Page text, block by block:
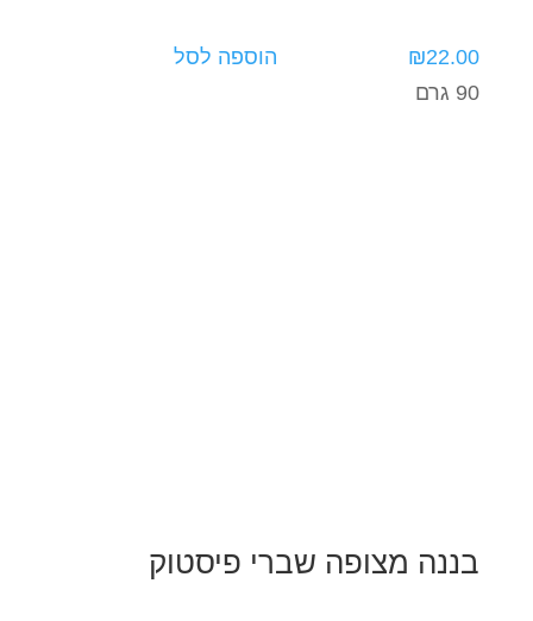
₪22.00
הוספה לסל
90 גרם
בננה מצופה שברי פיסטוק